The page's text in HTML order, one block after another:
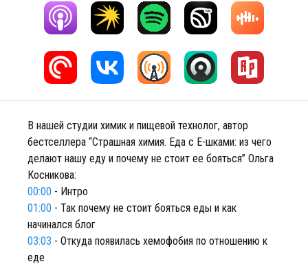
В нашей студии химик и пищевой технолог, автор
бестселлера “Страшная химия. Еда с Е-шками: из чего
делают нашу еду и почему не стоит ее бояться” Ольга
Косникова:
00:00 - Интро
01:00 - Так почему не стоит бояться еды и как
начинался блог
03:03 - Откуда появилась хемофобия по отношению к
еде